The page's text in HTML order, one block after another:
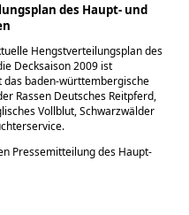
des Haupt- und
Hengstverteilungsplan des
Decksaison 2009 ist
baden-württembergische
Rassen Deutsches Reitpferd,
Vollblut, Schwarzwälder
Pressemitteilung des Haupt-